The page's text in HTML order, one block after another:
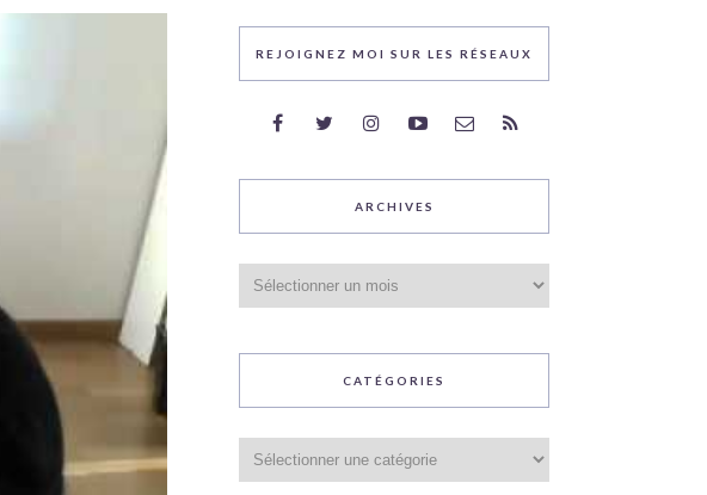
REJOIGNEZ MOI SUR LES RÉSEAUX
ARCHIVES
CATÉGORIES